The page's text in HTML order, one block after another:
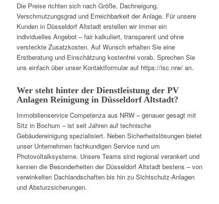
Die Preise richten sich nach Größe, Dachneigung,
Verschmutzungsgrad und Erreichbarkeit der Anlage. Für unsere
Kunden in Düsseldorf Altstadt erstellen wir immer ein
individuelles Angebot – fair kalkuliert, transparent und ohne
versteckte Zusatzkosten. Auf Wunsch erhalten Sie eine
Erstberatung und Einschätzung kostenfrei vorab. Sprechen Sie
uns einfach über unser Kontaktformular auf https://isc.nrw/ an.
Wer steht hinter der Dienstleistung der PV
Anlagen Reinigung in Düsseldorf Altstadt?
Immobilienservice Competenza aus NRW – genauer gesagt mit
Sitz in Bochum – ist seit Jahren auf technische
Gebäudereinigung spezialisiert. Neben Sicherheitslösungen bietet
unser Unternehmen fachkundigen Service rund um
Photovoltaiksysteme. Unsere Teams sind regional verankert und
kennen die Besonderheiten der Düsseldorf Altstadt bestens – von
verwinkelten Dachlandschaften bis hin zu Sichtschutz-Anlagen
und Absturzsicherungen.